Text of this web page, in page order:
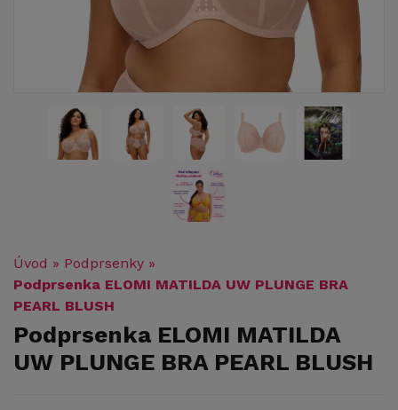
Úvod » Podprsenky »
Podprsenka ELOMI MATILDA UW PLUNGE BRA
PEARL BLUSH
Podprsenka ELOMI MATILDA
UW PLUNGE BRA PEARL BLUSH